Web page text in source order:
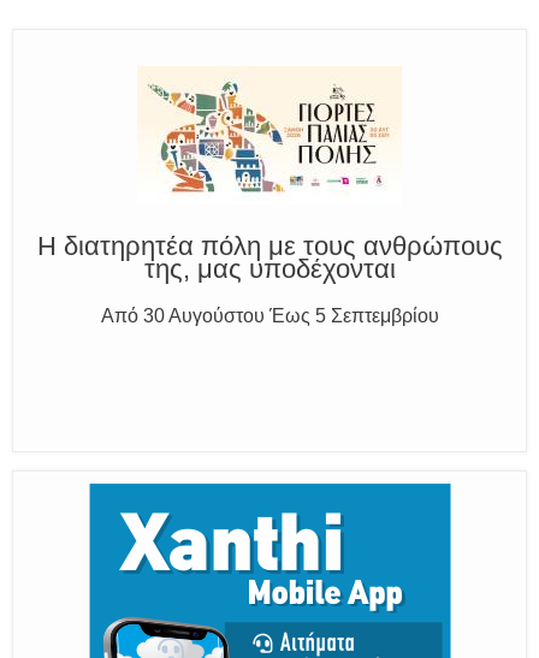
Η διατηρητέα πόλη με τους ανθρώπους
της, μας υποδέχονται